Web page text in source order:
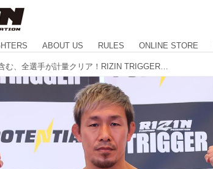
ABOUT US RULES ONLINE STORE